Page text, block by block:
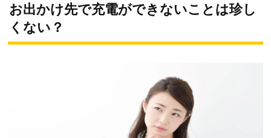
お出かけ先で充電ができないことは珍し
くない？